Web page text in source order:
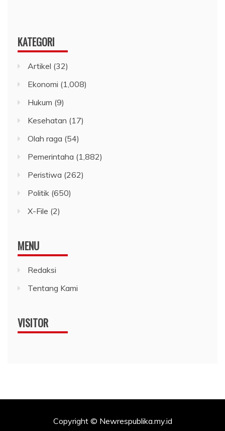
KATEGORI
Artikel (32)
Ekonomi (1,008)
Hukum (9)
Kesehatan (17)
Olah raga (54)
Pemerintaha (1,882)
Peristiwa (262)
Politik (650)
X-File (2)
MENU
Redaksi
Tentang Kami
VISITOR
Copyright © Newrespublika.my.id